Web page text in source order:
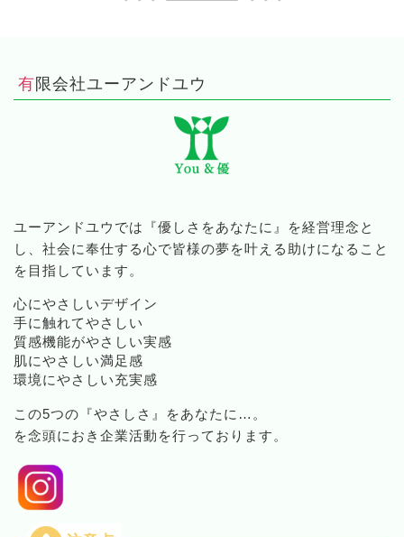
有限会社ユーアンドユウ
ユーアンドユウでは『優しさをあなたに』を経営理念と
し、社会に奉仕する心で皆様の夢を叶える助けになること
を目指しています。
心にやさしいデザイン
手に触れてやさしい
質感機能がやさしい実感
肌にやさしい満足感
環境にやさしい充実感
この5つの『やさしさ』をあなたに…。
を念頭におき企業活動を行っております。